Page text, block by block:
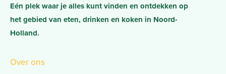
Eén plek waar je alles kunt vinden en ontdekken op
het gebied van eten, drinken en koken in Noord-
Holland.
Over ons